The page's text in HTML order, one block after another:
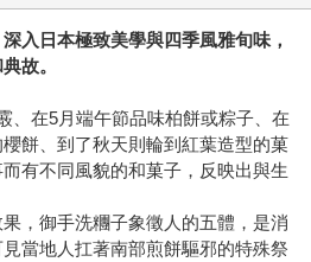
入日本極致美學與四季風雅旬味，
故。
、在5月端午節品味柏餅或粽子、在
餅、到了秋天則輪到紅葉造型的菓
有不同風貌的和菓子，反映出與生
，御手洗糰子象徵人的五體，是消
當地人扛著南部煎餅驅邪的特殊祭